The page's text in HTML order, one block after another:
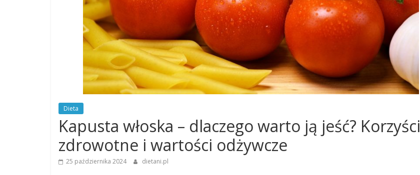
Dieta
Kapusta włoska – dlaczego warto ją jeść? Korzyści
zdrowotne i wartości odżywcze
25 października 2024 dietani.pl